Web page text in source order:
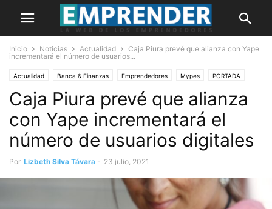
Inicio Noticias Actualidad
Caja Piura prevé que alianza con Yape
incrementará el número de usuarios...
Actualidad Banca & Finanzas Emprendedores Mypes PORTADA
Caja Piura prevé que alianza
con Yape incrementará el
número de usuarios digitales
Por Lizbeth Silva Távara - 23 julio, 2021